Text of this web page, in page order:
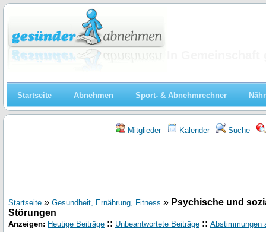
Startseite Abnehmen Sport- & Abnehmrechner
Mitglieder Kalender Suche
Startseite » Gesundheit, Ernährung, Fitness » Psychische und
Störungen
Anzeigen: Heutige Beiträge :: Unbeantwortete Beiträge :: Abstimmungen